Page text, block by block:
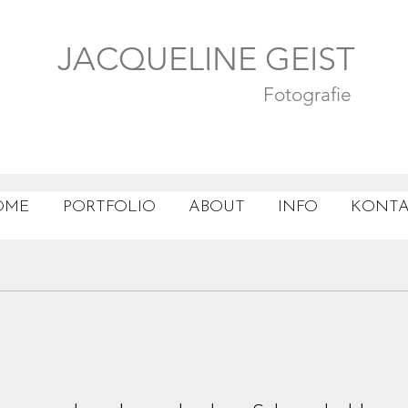
JACQUELINE GEIST
Fotografie
PORTFOLIO ABOUT INFO